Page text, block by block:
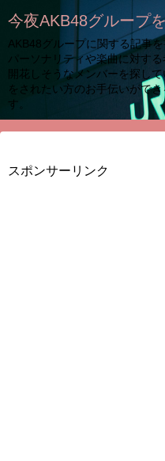
今夜AKB48グループ
AKB48グループに関する記事
パーソナリティや楽曲に対す
開花しそうなメンバーを探し
をされたい方のお手伝いがで
す。
スポンサーリンク